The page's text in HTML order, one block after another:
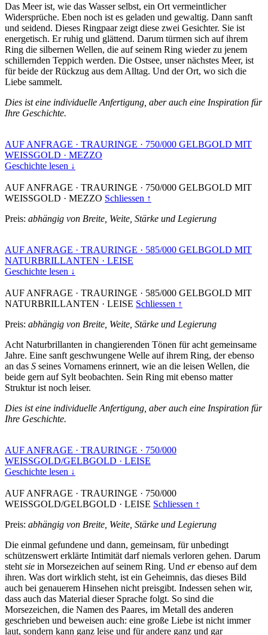
Das Meer ist, wie das Wasser selbst, ein Ort vermeintlicher
Widersprüche. Eben noch ist es geladen und gewaltig. Dann sanft
und seidend. Dieses Ringpaar zeigt diese zwei Gesichter. Sie ist
energetisch. Er ruhig und glättend. Darum türmen sich auf ihrem
Ring die silbernen Wellen, die auf seinem Ring wieder zu jenem
schillernden Teppich werden. Die Ostsee, unser nächstes Meer, ist
für beide der Rückzug aus dem Alltag. Und der Ort, wo sich die
Liebe sammelt.
Dies ist eine individuelle Anfertigung, aber auch eine Inspiration für
Ihre Geschichte.
AUF ANFRAGE · TRAURINGE · 750/000 GELBGOLD MIT
WEISSGOLD · MEZZO
Geschichte lesen ↓
AUF ANFRAGE · TRAURINGE · 750/000 GELBGOLD MIT
WEISSGOLD · MEZZO Schliessen ↑
Preis: abhängig von Breite, Weite, Stärke und Legierung
AUF ANFRAGE · TRAURINGE · 585/000 GELBGOLD MIT
NATURBRILLANTEN · LEISE
Geschichte lesen ↓
AUF ANFRAGE · TRAURINGE · 585/000 GELBGOLD MIT
NATURBRILLANTEN · LEISE Schliessen ↑
Preis: abhängig von Breite, Weite, Stärke und Legierung
Acht Naturbrillanten in changierenden Tönen für acht gemeinsame
Jahre. Eine sanft geschwungene Welle auf ihrem Ring, der ebenso
an das S seines Vornamens erinnert, wie an die leisen Wellen, die
beide gern auf Sylt beobachten. Sein Ring mit ebenso matter
Struktur ist noch leiser.
Dies ist eine individuelle Anfertigung, aber auch eine Inspiration für
Ihre Geschichte.
AUF ANFRAGE · TRAURINGE · 750/000
WEISSGOLD/GELBGOLD · LEISE
Geschichte lesen ↓
AUF ANFRAGE · TRAURINGE · 750/000
WEISSGOLD/GELBGOLD · LEISE Schliessen ↑
Preis: abhängig von Breite, Weite, Stärke und Legierung
Die einmal gefundene und dann, gemeinsam, für unbedingt
schützenswert erklärte Intimität darf niemals verloren gehen. Darum
steht sie in Morsezeichen auf seinem Ring. Und erebenso auf dem
ihren. Was dort wirklich steht, ist ein Geheimnis, das dieses Bild
auch bei genauerem Hinsehen nicht preisgibt. Indessen sehen wir,
dass auch das Material dieser Sprache folgt. So sind die
Morsezeichen, die Namen des Paares, im Metall des anderen
geschrieben und beweisen auch: eine große Liebe ist nicht immer
laut, sondern kann ganz leise und für andere ganz und gar